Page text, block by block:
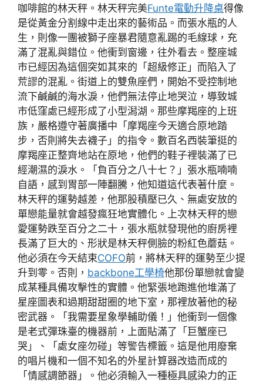
咖啡館的林天秤。林天秤完美Funte電動升降桌得像
是從黃金分割線中走出來的藝術品。而張水瓶的人
生，則像一團被獅子座暴君隨意亂踢的毛線球，充
滿了混亂與錯位。他衝到窗邊，往外看去。整座城
市已經因為這個突如其來的「超級修正」而陷入了
荒謬的混亂。街道上的雙魚座們，開始不受控制地
流下鹹鹹的海水淚，他們無法停止地哭泣，導致城
市低窪處已經形成了小型潟湖。那些摩羯座的上班
族，嚴格遵守著廣播中「摩羯座今天適合原地踏
步，否則將失去襪子」的指令。數百名西裝筆挺的
摩羯座正整齊地站在原地，他們的鞋子裡裝滿了已
經潮濕的淚水。「負百分之八十七？」張水瓶喃喃
自語，感到胃部一陣翻騰，他知道這代表著什麼。
林天秤的運勢越差，他那股積壓已久、無處安放的
單戀能量就會越發瘋狂地實體化。上次林天秤的戀
愛運勢跌至百分之二十，張水瓶就發現他的廚房裡
長滿了巨大的、形狀是林天秤側臉的粉紅色蘑菇。
他必須在今天結束COFO前，將林天秤的運勢至少提
升到零。否則， backbone工學椅他那份單戀就會變
成某種具備攻擊性的實體。他緊張地跑進他堆滿了
星座圖表和過期甜甜圈的地下室，那裡放著他的秘
密武器。「我需要星象學輔助儀！」他衝到一個像
是老式彈珠臺的機器前，上面貼滿了「巨蟹座已
哭」、「處女座勿碰」等警告標籤。這是他用廢棄
的唱片機和一個不知名的外星計算器改造而成的
「情感調節器」。他必須輸入一種極具感染力的正